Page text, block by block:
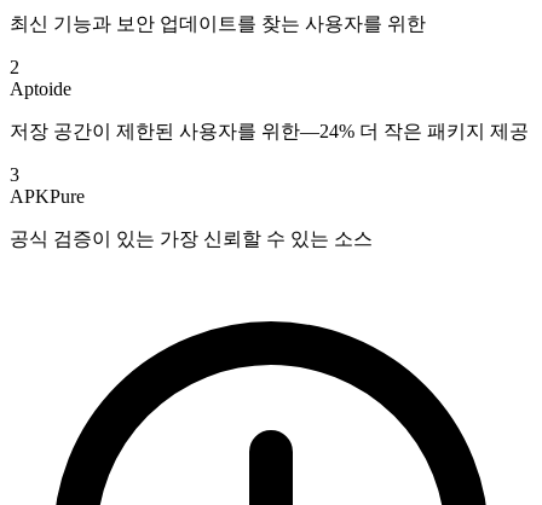
최신 기능과 보안 업데이트를 찾는 사용자를 위한
2
Aptoide
저장 공간이 제한된 사용자를 위한—24% 더 작은 패키지 제공
3
APKPure
공식 검증이 있는 가장 신뢰할 수 있는 소스